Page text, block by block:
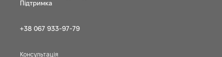
Підтримка
+38 067 933-97-79
Консультація